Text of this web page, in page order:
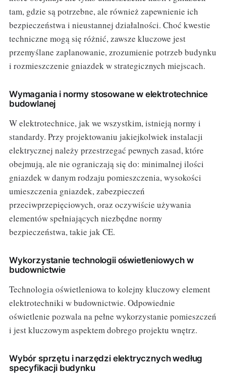
tam, gdzie są potrzebne, ale również zapewnienie ich
bezpieczeństwa i nieustannej działalności. Choć kwestie
techniczne mogą się różnić, zawsze kluczowe jest
przemyślane zaplanowanie, zrozumienie potrzeb budynku
i rozmieszczenie gniazdek w strategicznych miejscach.
Wymagania i normy stosowane w elektrotechnice
budowlanej
W elektrotechnice, jak we wszystkim, istnieją normy i
standardy. Przy projektowaniu jakiejkolwiek instalacji
elektrycznej należy przestrzegać pewnych zasad, które
obejmują, ale nie ograniczają się do: minimalnej ilości
gniazdek w danym rodzaju pomieszczenia, wysokości
umieszczenia gniazdek, zabezpieczeń
przeciwprzepięciowych, oraz oczywiście używania
elementów spełniających niezbędne normy
bezpieczeństwa, takie jak CE.
Wykorzystanie technologii oświetleniowych w
budownictwie
Technologia oświetleniowa to kolejny kluczowy element
elektrotechniki w budownictwie. Odpowiednie
oświetlenie pozwala na pełne wykorzystanie pomieszczeń
i jest kluczowym aspektem dobrego projektu wnętrz.
Wybór sprzętu i narzędzi elektrycznych według
specyfikacji budynku